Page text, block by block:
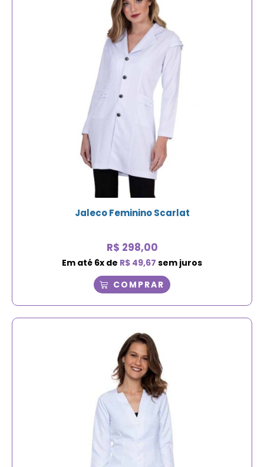
Jaleco Feminino Scarlat
R$ 298,00
Em até 6x de R$ 49,67 sem juros
COMPRAR